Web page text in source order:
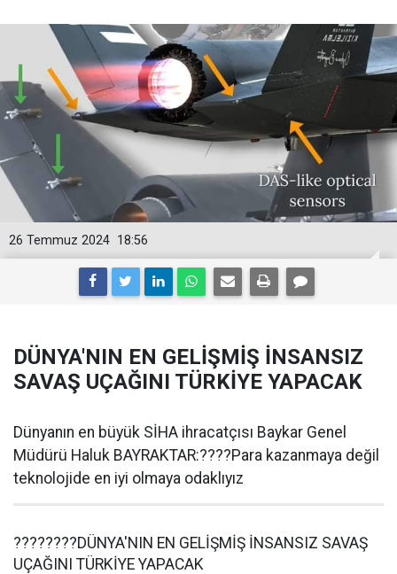
18:56
26 Temmuz 2024
DÜNYA'NIN EN GELİŞMİŞ İNSANSIZ
SAVAŞ UÇAĞINI TÜRKİYE YAPACAK
Dünyanın en büyük SİHA ihracatçısı Baykar Genel
Müdürü Haluk BAYRAKTAR:????Para kazanmaya değil
teknolojide en iyi olmaya odaklıyız
????????DÜNYA'NIN EN GELİŞMİŞ İNSANSIZ SAVAŞ
UÇAĞINI TÜRKİYE YAPACAK